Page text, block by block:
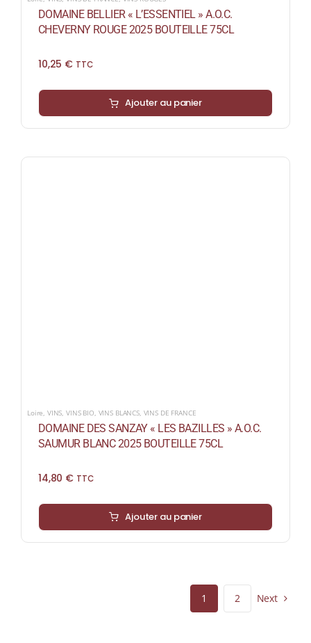
DOMAINE BELLIER « L’ESSENTIEL » A.O.C.
CHEVERNY ROUGE 2025 BOUTEILLE 75CL
10,25 € TTC
Ajouter au panier
Loire VINS ,VINS BIO VINS BLANCS, VINS DE FRANCE
DOMAINE DES SANZAY « LES BAZILLES » A.O.C.
SAUMUR BLANC 2025 BOUTEILLE 75CL
14,80 € TTC
Ajouter au panier
1 2 Next